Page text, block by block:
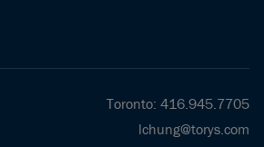
Toronto: 416.945.7705
lchung@torys.com